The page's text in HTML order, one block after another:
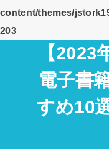
content/themes/
203
【2023
電子書
すめ10